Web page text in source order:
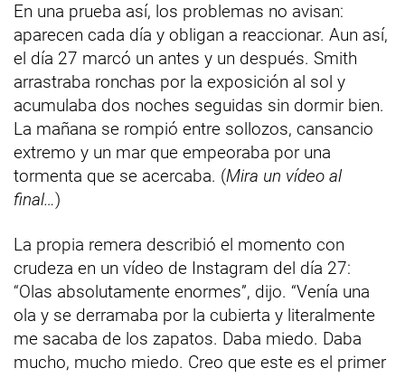
En una prueba así, los problemas no avisan:
aparecen cada día y obligan a reaccionar. Aun así,
el día 27 marcó un antes y un después. Smith
arrastraba ronchas por la exposición al sol y
acumulaba dos noches seguidas sin dormir bien.
La mañana se rompió entre sollozos, cansancio
extremo y un mar que empeoraba por una
tormenta que se acercaba. (Mira un vídeo al
final…)
La propia remera describió el momento con
crudeza en un vídeo de Instagram del día 27:
“Olas absolutamente enormes”, dijo. “Venía una
ola y se derramaba por la cubierta y literalmente
me sacaba de los zapatos. Daba miedo. Daba
mucho, mucho miedo. Creo que este es el primer